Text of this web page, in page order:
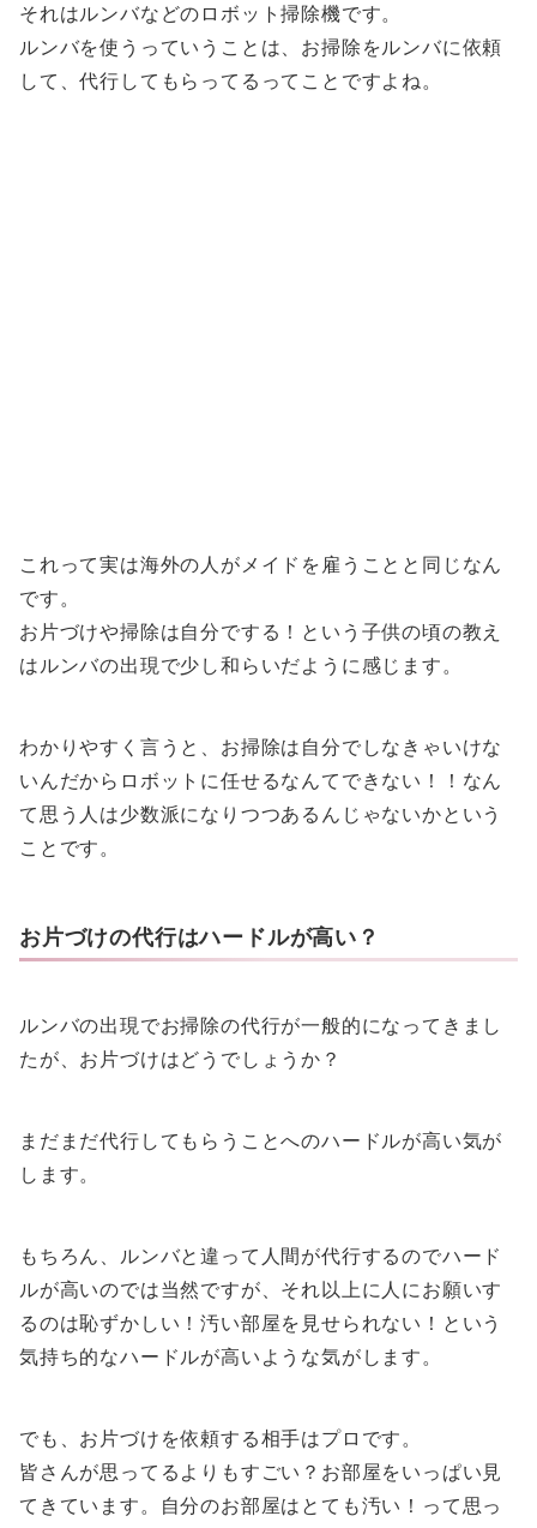
それはルンバなどのロボット掃除機です。
ルンバを使うっていうことは、お掃除をルンバに依頼
して、代行してもらってるってことですよね。
これって実は海外の人がメイドを雇うことと同じなん
です。
お片づけや掃除は自分でする！という子供の頃の教え
はルンバの出現で少し和らいだように感じます。
わかりやすく言うと、お掃除は自分でしなきゃいけな
いんだからロボットに任せるなんてできない！！なん
て思う人は少数派になりつつあるんじゃないかという
ことです。
お片づけの代行はハードルが高い？
ルンバの出現でお掃除の代行が一般的になってきまし
たが、お片づけはどうでしょうか？
まだまだ代行してもらうことへのハードルが高い気が
します。
もちろん、ルンバと違って人間が代行するのでハード
ルが高いのでは当然ですが、それ以上に人にお願いす
るのは恥ずかしい！汚い部屋を見せられない！という
気持ち的なハードルが高いような気がします。
でも、お片づけを依頼する相手はプロです。
皆さんが思ってるよりもすごい？お部屋をいっぱい見
てきています。自分のお部屋はとても汚い！って思っ